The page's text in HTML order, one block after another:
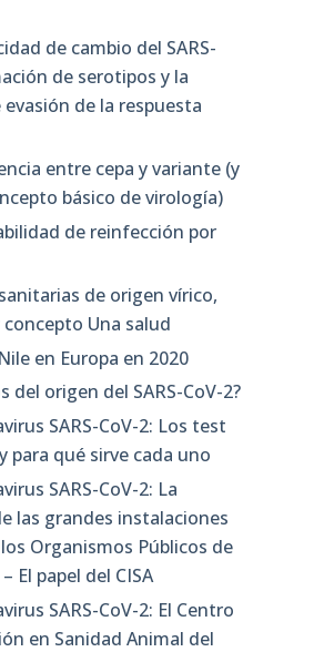
de cambio del SARS-
de serotipos y la
de la respuesta
entre cepa y variante (y
básico de virología)
de reinfección por
de origen vírico,
Una salud
en Europa en 2020
del origen del SARS-CoV-2?
SARS-CoV-2: Los test
para qué sirve cada uno
SARS-CoV-2: La
las grandes instalaciones
Organismos Públicos de
El papel del CISA
SARS-CoV-2: El Centro
en Sanidad Animal del